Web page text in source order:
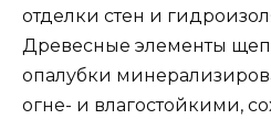
отделки стен и
Древесные элементы
опалубки
огне- и влагостойкими,